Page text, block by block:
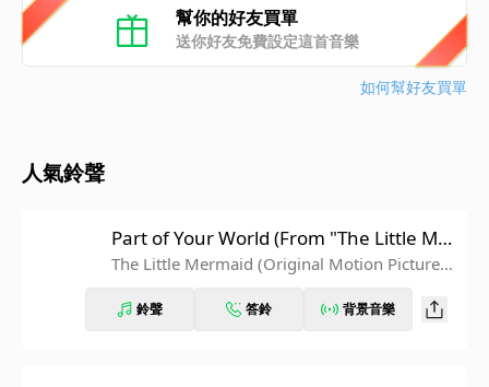
幫你的好友買單
送你好友免費設定這首音樂
如何幫好友買單
人氣鈴聲
Part of Your World (From "The Little Mer
maid")
The Little Mermaid (Original Motion Picture S
鈴聲 答鈴 背景音樂